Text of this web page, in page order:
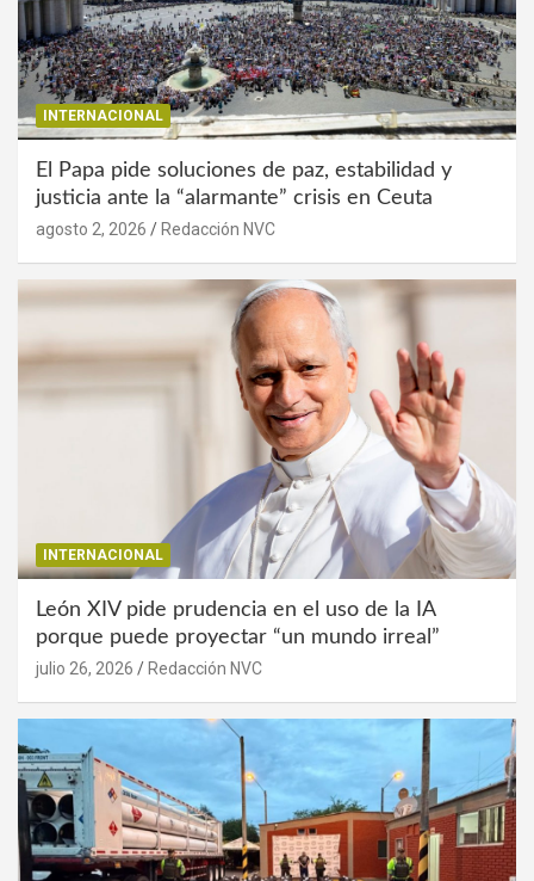
INTERNACIONAL
El Papa pide soluciones de paz, estabilidad y
justicia ante la “alarmante” crisis en Ceuta
agosto 2, 2026 Redacción NVC
INTERNACIONAL
León XIV pide prudencia en el uso de la IA
porque puede proyectar “un mundo irreal”
julio 26, 2026 Redacción NVC